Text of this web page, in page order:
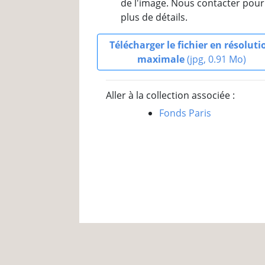
de l'image. Nous contacter pour
plus de détails.
Télécharger le fichier en
maximale(jpg, 0.91 Mo)
Aller à la collection associée :
Fonds Paris